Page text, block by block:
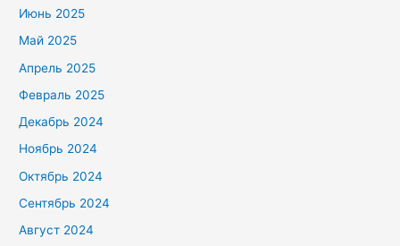
Июнь 2025
Май 2025
Апрель 2025
Февраль 2025
Декабрь 2024
Ноябрь 2024
Октябрь 2024
Сентябрь 2024
Август 2024